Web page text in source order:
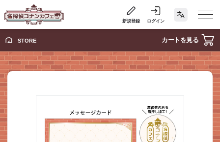
新規登録 ログイン
STORE カートを見る